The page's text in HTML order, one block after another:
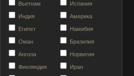
Вьетнам Испания
Индия Америка
Египет Намибия
Оман Бразилия
Ангола Норвегия
Финляндия Иран